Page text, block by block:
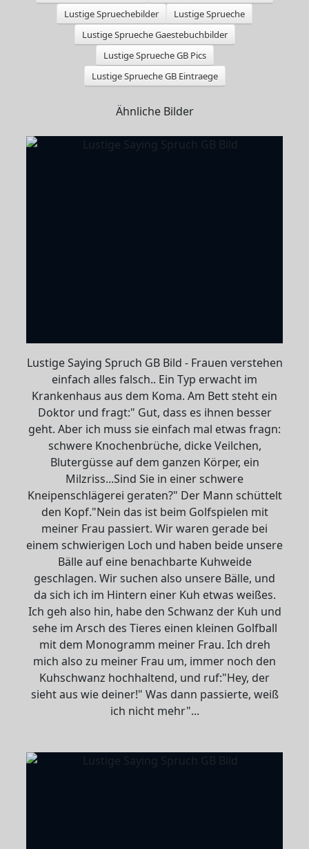
Lustige Spruechebilder
Lustige Sprueche
Lustige Sprueche Gaestebuchbilder
Lustige Sprueche GB Pics
Lustige Sprueche GB Eintraege
Ähnliche Bilder
Lustige Saying Spruch GB Bild - Frauen verstehen
einfach alles falsch.. Ein Typ erwacht im
Krankenhaus aus dem Koma. Am Bett steht ein
Doktor und fragt:" Gut, dass es ihnen besser
geht. Aber ich muss sie einfach mal etwas fragn:
schwere Knochenbrüche, dicke Veilchen,
Blutergüsse auf dem ganzen Körper, ein
Milzriss...Sind Sie in einer schwere
Kneipenschlägerei geraten?" Der Mann schüttelt
den Kopf."Nein das ist beim Golfspielen mit
meiner Frau passiert. Wir waren gerade bei
einem schwierigen Loch und haben beide unsere
Bälle auf eine benachbarte Kuhweide
geschlagen. Wir suchen also unsere Bälle, und
da sich ich im Hintern einer Kuh etwas weißes.
Ich geh also hin, habe den Schwanz der Kuh und
sehe im Arsch des Tieres einen kleinen Golfball
mit dem Monogramm meiner Frau. Ich dreh
mich also zu meiner Frau um, immer noch den
Kuhschwanz hochhaltend, und ruf:"Hey, der
sieht aus wie deiner!" Was dann passierte, weiß
ich nicht mehr"...